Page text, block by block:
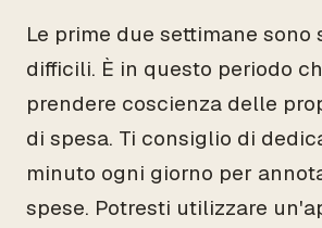
Le prime due settimane sono
difficili. È in questo periodo
prendere coscienza delle
di spesa. Ti consiglio di
minuto ogni giorno per
spese. Potresti utilizzare